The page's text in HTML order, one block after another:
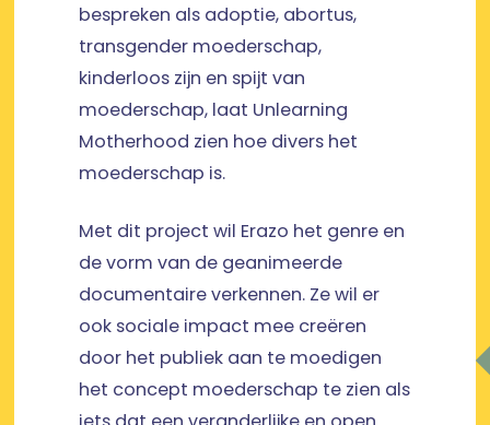
bespreken als adoptie, abortus,
transgender moederschap,
kinderloos zijn en spijt van
moederschap, laat Unlearning
Motherhood zien hoe divers het
moederschap is.
Met dit project wil Erazo het genre en
de vorm van de geanimeerde
documentaire verkennen. Ze wil er
ook sociale impact mee creëren
door het publiek aan te moedigen
het concept moederschap te zien als